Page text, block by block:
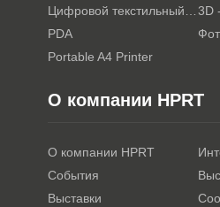
3D
PDA
Portable A4 Printer
О компании HPRT
О компании HPRT
События
Выставки